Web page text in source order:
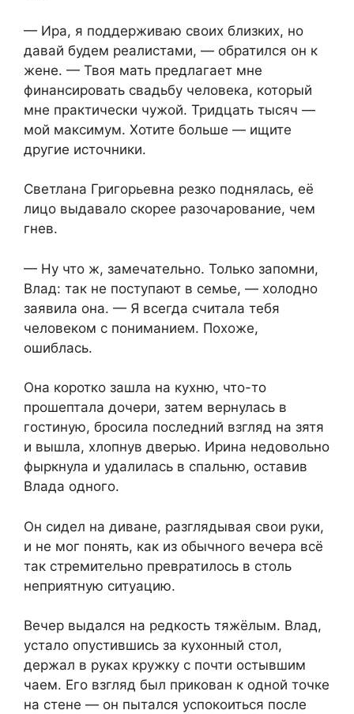
— Ира, я поддерживаю своих близких, но
давай будем реалистами, — обратился он к
жене. — Твоя мать предлагает мне
финансировать свадьбу человека, который
мне практически чужой. Тридцать тысяч —
мой максимум. Хотите больше — ищите
другие источники.
Светлана Григорьевна резко поднялась, её
лицо выдавало скорее разочарование, чем
гнев.
— Ну что ж, замечательно. Только запомни,
Влад: так не поступают в семье, — холодно
заявила она. — Я всегда считала тебя
человеком с пониманием. Похоже,
ошиблась.
Она коротко зашла на кухню, что-то
прошептала дочери, затем вернулась в
гостиную, бросила последний взгляд на зятя
и вышла, хлопнув дверью. Ирина недовольно
фыркнула и удалилась в спальню, оставив
Влада одного.
Он сидел на диване, разглядывая свои руки,
и не мог понять, как из обычного вечера всё
так стремительно превратилось в столь
неприятную ситуацию.
Вечер выдался на редкость тяжёлым. Влад,
устало опустившись за кухонный стол,
держал в руках кружку с почти остывшим
чаем. Его взгляд был прикован к одной точке
на стене — он пытался успокоиться после